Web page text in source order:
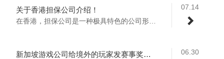
07.14
关于香港担保公司介绍！
在香港，担保公司是一种极具特色的公司形式...
06.30
新加坡游戏公司给境外的玩家发赛事奖金或者肖像权授权费需要在新加坡申报个税或者预估税吗？